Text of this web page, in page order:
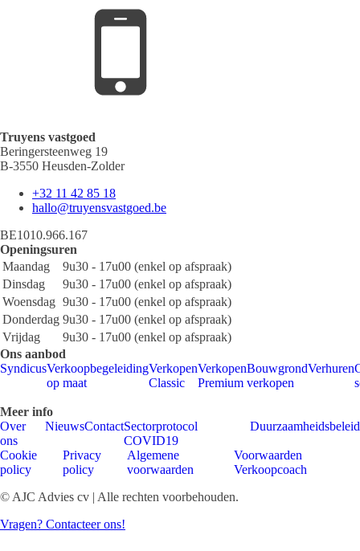
Truyens vastgoed
Beringersteenweg 19
B-3550 Heusden-Zolder
+32 11 42 85 18
hallo@truyensvastgoed.be
BE1010.966.167
Openingsuren
Maandag
9u30 - 17u00 (enkel op afspraak)
Dinsdag
9u30 - 17u00 (enkel op afspraak)
Woensdag 9u30 - 17u00 (enkel op afspraak)
Donderdag 9u30 - 17u00 (enkel op afspraak)
Vrijdag
9u30 - 17u00 (enkel op afspraak)
Ons aanbod
SyndicusVerkoopbegeleiding
op maat
Verkopen
Classic
Verkopen
Premium
Bouwgrond
verkopen
Verhuren
Meer info
Over
ons
NieuwsContactSectorprotocol
COVID19
Duurzaamheidsbeleid
Cookie
policy
Privacy
policy
Algemene
voorwaarden
Voorwaarden
Verkoopcoach
© AJC Advies cv | Alle rechten voorbehouden.
Vragen? Contacteer ons!